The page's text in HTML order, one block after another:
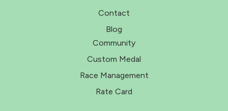
Contact
Blog
Community
Custom Medal
Race Management
Rate Card